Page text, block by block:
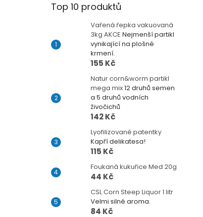
Top 10 produktů
Vařená řepka vakuovaná
3kg AKCE Nejmenší partikl
vynikající na plošné
krmení.
155 Kč
Natur corn&worm partikl
mega mix12 druhů semen
a 5 druhů vodních
živočichů
142 Kč
Lyofilizované patentky
Kapří delikatesa!
115 Kč
Foukaná kukuřice Med 20g
44 Kč
CSL Corn Steep Liquor 1 litr
Velmi silné aroma.
84 Kč